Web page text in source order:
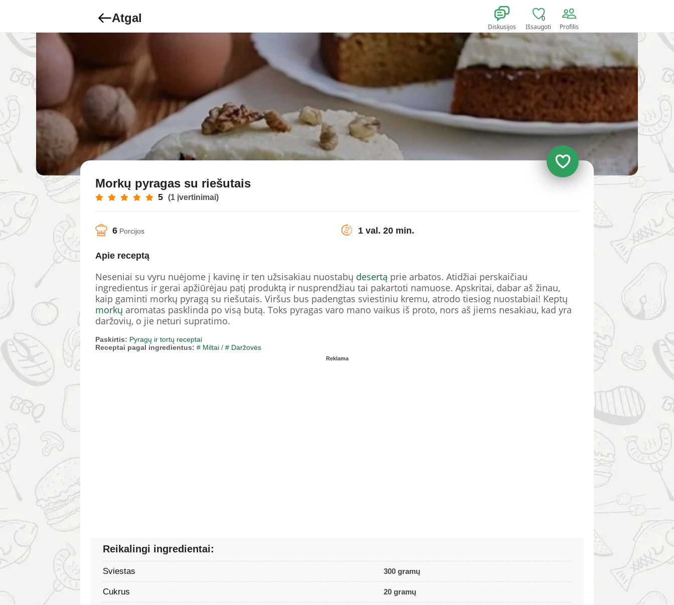
Atgal
Diskusijos
0
Išsaugoti Profilis
Morkų pyragas su riešutais
5 (1 įvertinimai)
6 Porcijos 1 val. 20 min.
Apie receptą
Neseniai su vyru nuėjome į kavinę ir ten užsisakiau nuostabų desertą prie arbatos. Atidžiai perskaičiau
ingredientus ir gerai apžiūrėjau patį produktą ir nusprendžiau tai pakartoti namuose. Apskritai, dabar aš žinau,
kaip gaminti morkų pyragą su riešutais. Viršus bus padengtas sviestiniu kremu, atrodo tiesiog nuostabiai! Keptų
morkų aromatas pasklinda po visą butą. Toks pyragas varo mano vaikus iš proto, nors aš jiems nesakiau, kad yra
daržovių, o jie neturi supratimo.
Paskirtis: Pyragų ir tortų receptai
Receptai pagal ingredientus: # Miltai / # Daržovės
Reklama
Reikalingi ingredientai:
Sviestas 300 gramų
Cukrus 20 gramų